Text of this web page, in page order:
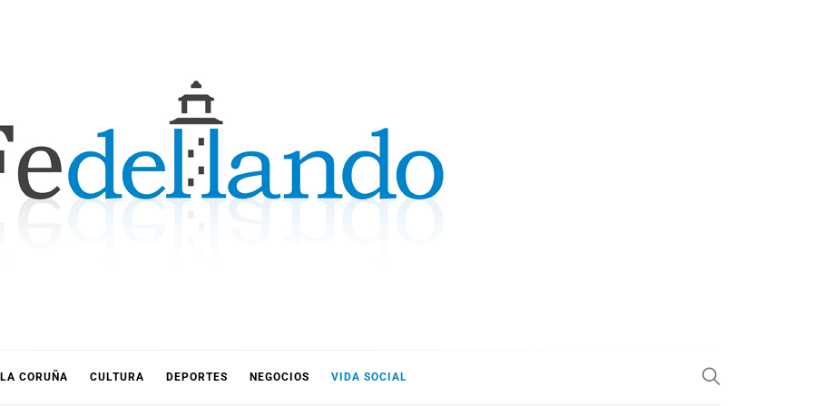
LA CORUÑA CULTURA DEPORTES NEGOCIOS VIDA SOCIAL